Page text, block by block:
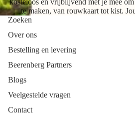
te maken, van rouwkaart tot kist.
Zoeken
Over ons
Bestelling en levering
Beerenberg Partners
Blogs
Veelgestelde vragen
Contact